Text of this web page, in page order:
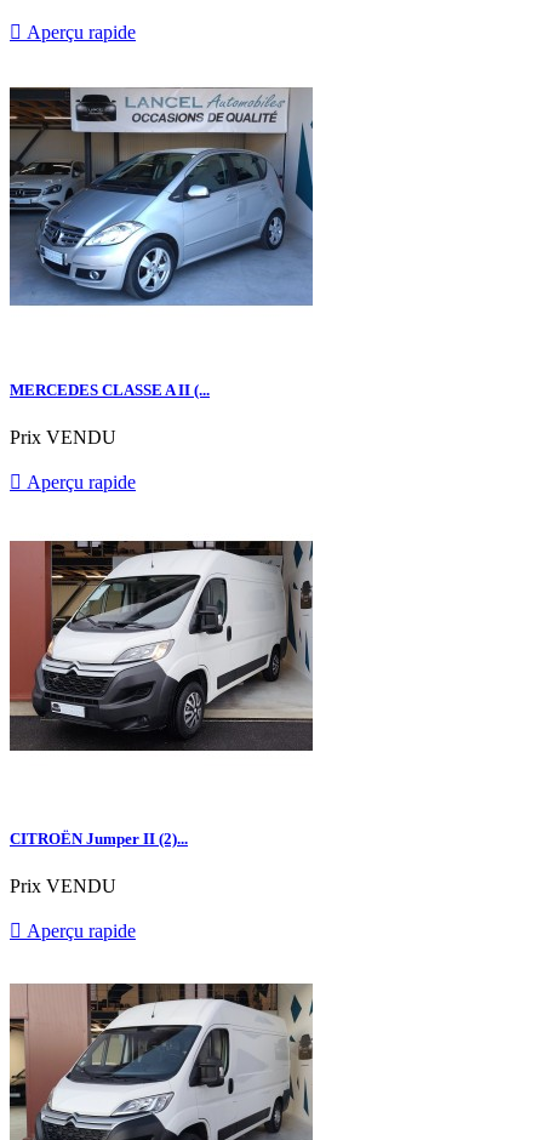
 Aperçu rapide
MERCEDES CLASSE A II (...
Prix VENDU
 Aperçu rapide
CITROËN Jumper II (2)...
Prix VENDU
 Aperçu rapide